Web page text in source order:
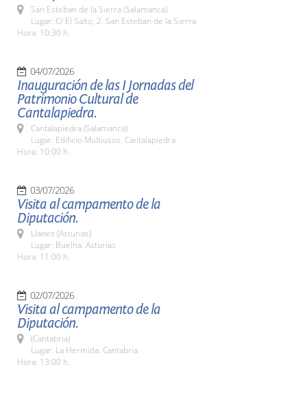
San Esteban de la Sierra (Salamanca)
Lugar: C/ El Salto, 2. San Esteban de la Sierra
Hora: 10:30 h.
04/07/2026
Inauguración de las I Jornadas del
Patrimonio Cultural de
Cantalapiedra.
Cantalapiedra (Salamanca)
Lugar: Edificio Multiusos. Cantalapiedra
Hora: 10:00 h.
03/07/2026
Visita al campamento de la
Diputación.
Llanes (Asturias)
Lugar: Buelna. Asturias
Hora: 11:00 h.
02/07/2026
Visita al campamento de la
Diputación.
(Cantabria)
Lugar: La Hermida. Cantabria
Hora: 13:00 h.